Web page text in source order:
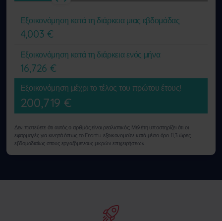
Εξοικονόμηση κατά τη διάρκεια μιας εβδομάδας
4,003 €
Εξοικονόμηση κατά τη διάρκεια ενός μήνα
16,726 €
Εξοικονόμηση μέχρι το τέλος του πρώτου έτους!
200,719 €
Δεν πιστεύετε ότι αυτός ο αριθμός είναι ρεαλιστικός; Μελέτη υποστηρίζει ότι οι
εφαρμογές για κινητά όπως το Frontu εξοικονομούν κατά μέσο όρο 11,3 ώρες
εβδομαδιαίως στους εργαζόμενους μικρών επιχειρήσεων.